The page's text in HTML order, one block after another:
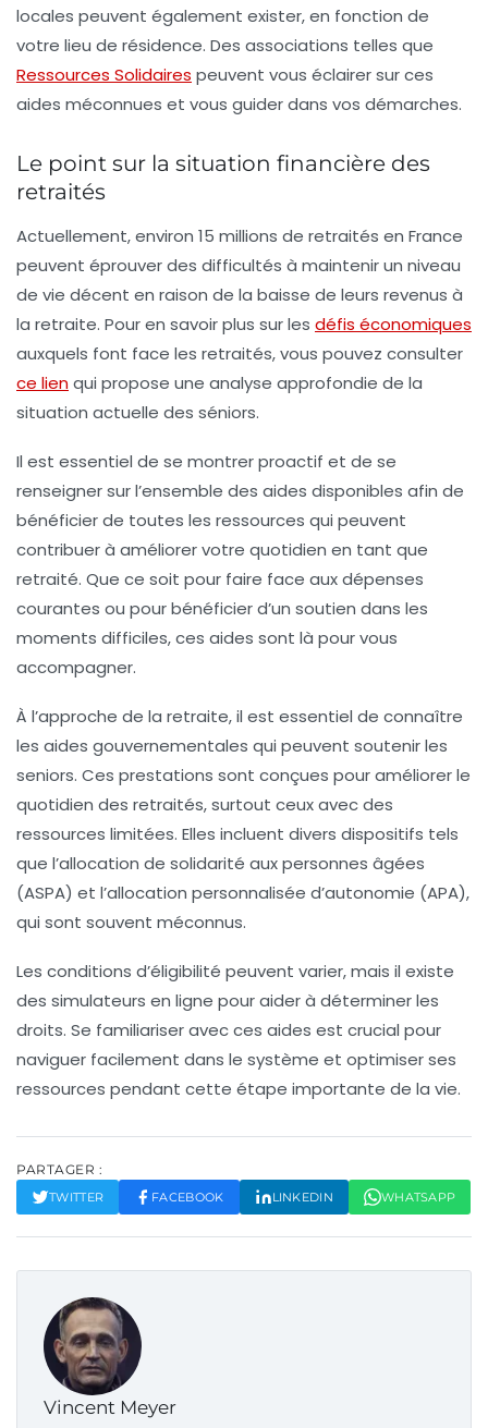
locales peuvent également exister, en fonction de
votre lieu de résidence. Des associations telles que
Ressources Solidaires peuvent vous éclairer sur ces
aides méconnues et vous guider dans vos démarches.
Le point sur la situation financière des
retraités
Actuellement, environ 15 millions de retraités en France
peuvent éprouver des difficultés à maintenir un niveau
de vie décent en raison de la baisse de leurs revenus à
la retraite. Pour en savoir plus sur les défis économiques
auxquels font face les retraités, vous pouvez consulter
ce lienqui propose une analyse approfondie de la
situation actuelle des séniors.
Il est essentiel de se montrer proactif et de se
renseigner sur l’ensemble des aides disponibles afin de
bénéficier de toutes les ressources qui peuvent
contribuer à améliorer votre quotidien en tant que
retraité. Que ce soit pour faire face aux dépenses
courantes ou pour bénéficier d’un soutien dans les
moments difficiles, ces aides sont là pour vous
accompagner.
À l’approche de la retraite, il est essentiel de connaître
les aides gouvernementales qui peuvent soutenir les
seniors. Ces prestations sont conçues pour améliorer le
quotidien des retraités, surtout ceux avec des
ressources limitées. Elles incluent divers dispositifs tels
que l’allocation de solidarité aux personnes âgées
(ASPA) et l’allocation personnalisée d’autonomie (APA),
qui sont souvent méconnus.
Les conditions d’éligibilité peuvent varier, mais il existe
des simulateurs en ligne pour aider à déterminer les
droits. Se familiariser avec ces aides est crucial pour
naviguer facilement dans le système et optimiser ses
ressources pendant cette étape importante de la vie.
PARTAGER :
TWITTER FACEBOOK LINKEDIN WHATSAPP
Vincent Meyer